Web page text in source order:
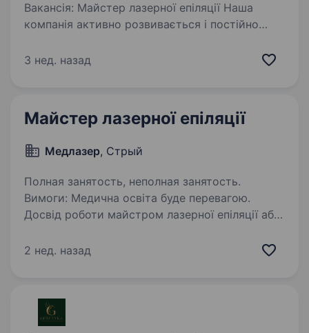
Вакансія: Майстер лазерної епіляції Наша
компанія активно розвивається і постійно
забезпечення високої якості послуг
3 нед. назад
Майстер лазерної епіляції
Медлазер, Стрый
Полная занятость, неполная занятость.
Вимоги: Медична освіта буде перевагою.
Досвід роботи майстром лазерної епіляції або
пунктуальність та охайність.
2 нед. назад